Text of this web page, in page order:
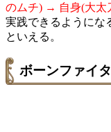
のムチ) → 自身(大太
実践できるようにな
といえる。
ボーンファイ